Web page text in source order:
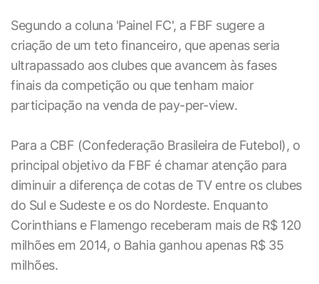
Segundo a coluna 'Painel FC', a FBF sugere a
criação de um teto financeiro, que apenas seria
ultrapassado aos clubes que avancem às fases
finais da competição ou que tenham maior
participação na venda de pay-per-view.
Para a CBF (Confederação Brasileira de Futebol), o
principal objetivo da FBF é chamar atenção para
diminuir a diferença de cotas de TV entre os clubes
do Sul e Sudeste e os do Nordeste. Enquanto
Corinthians e Flamengo receberam mais de R$ 120
milhões em 2014, o Bahia ganhou apenas R$ 35
milhões.